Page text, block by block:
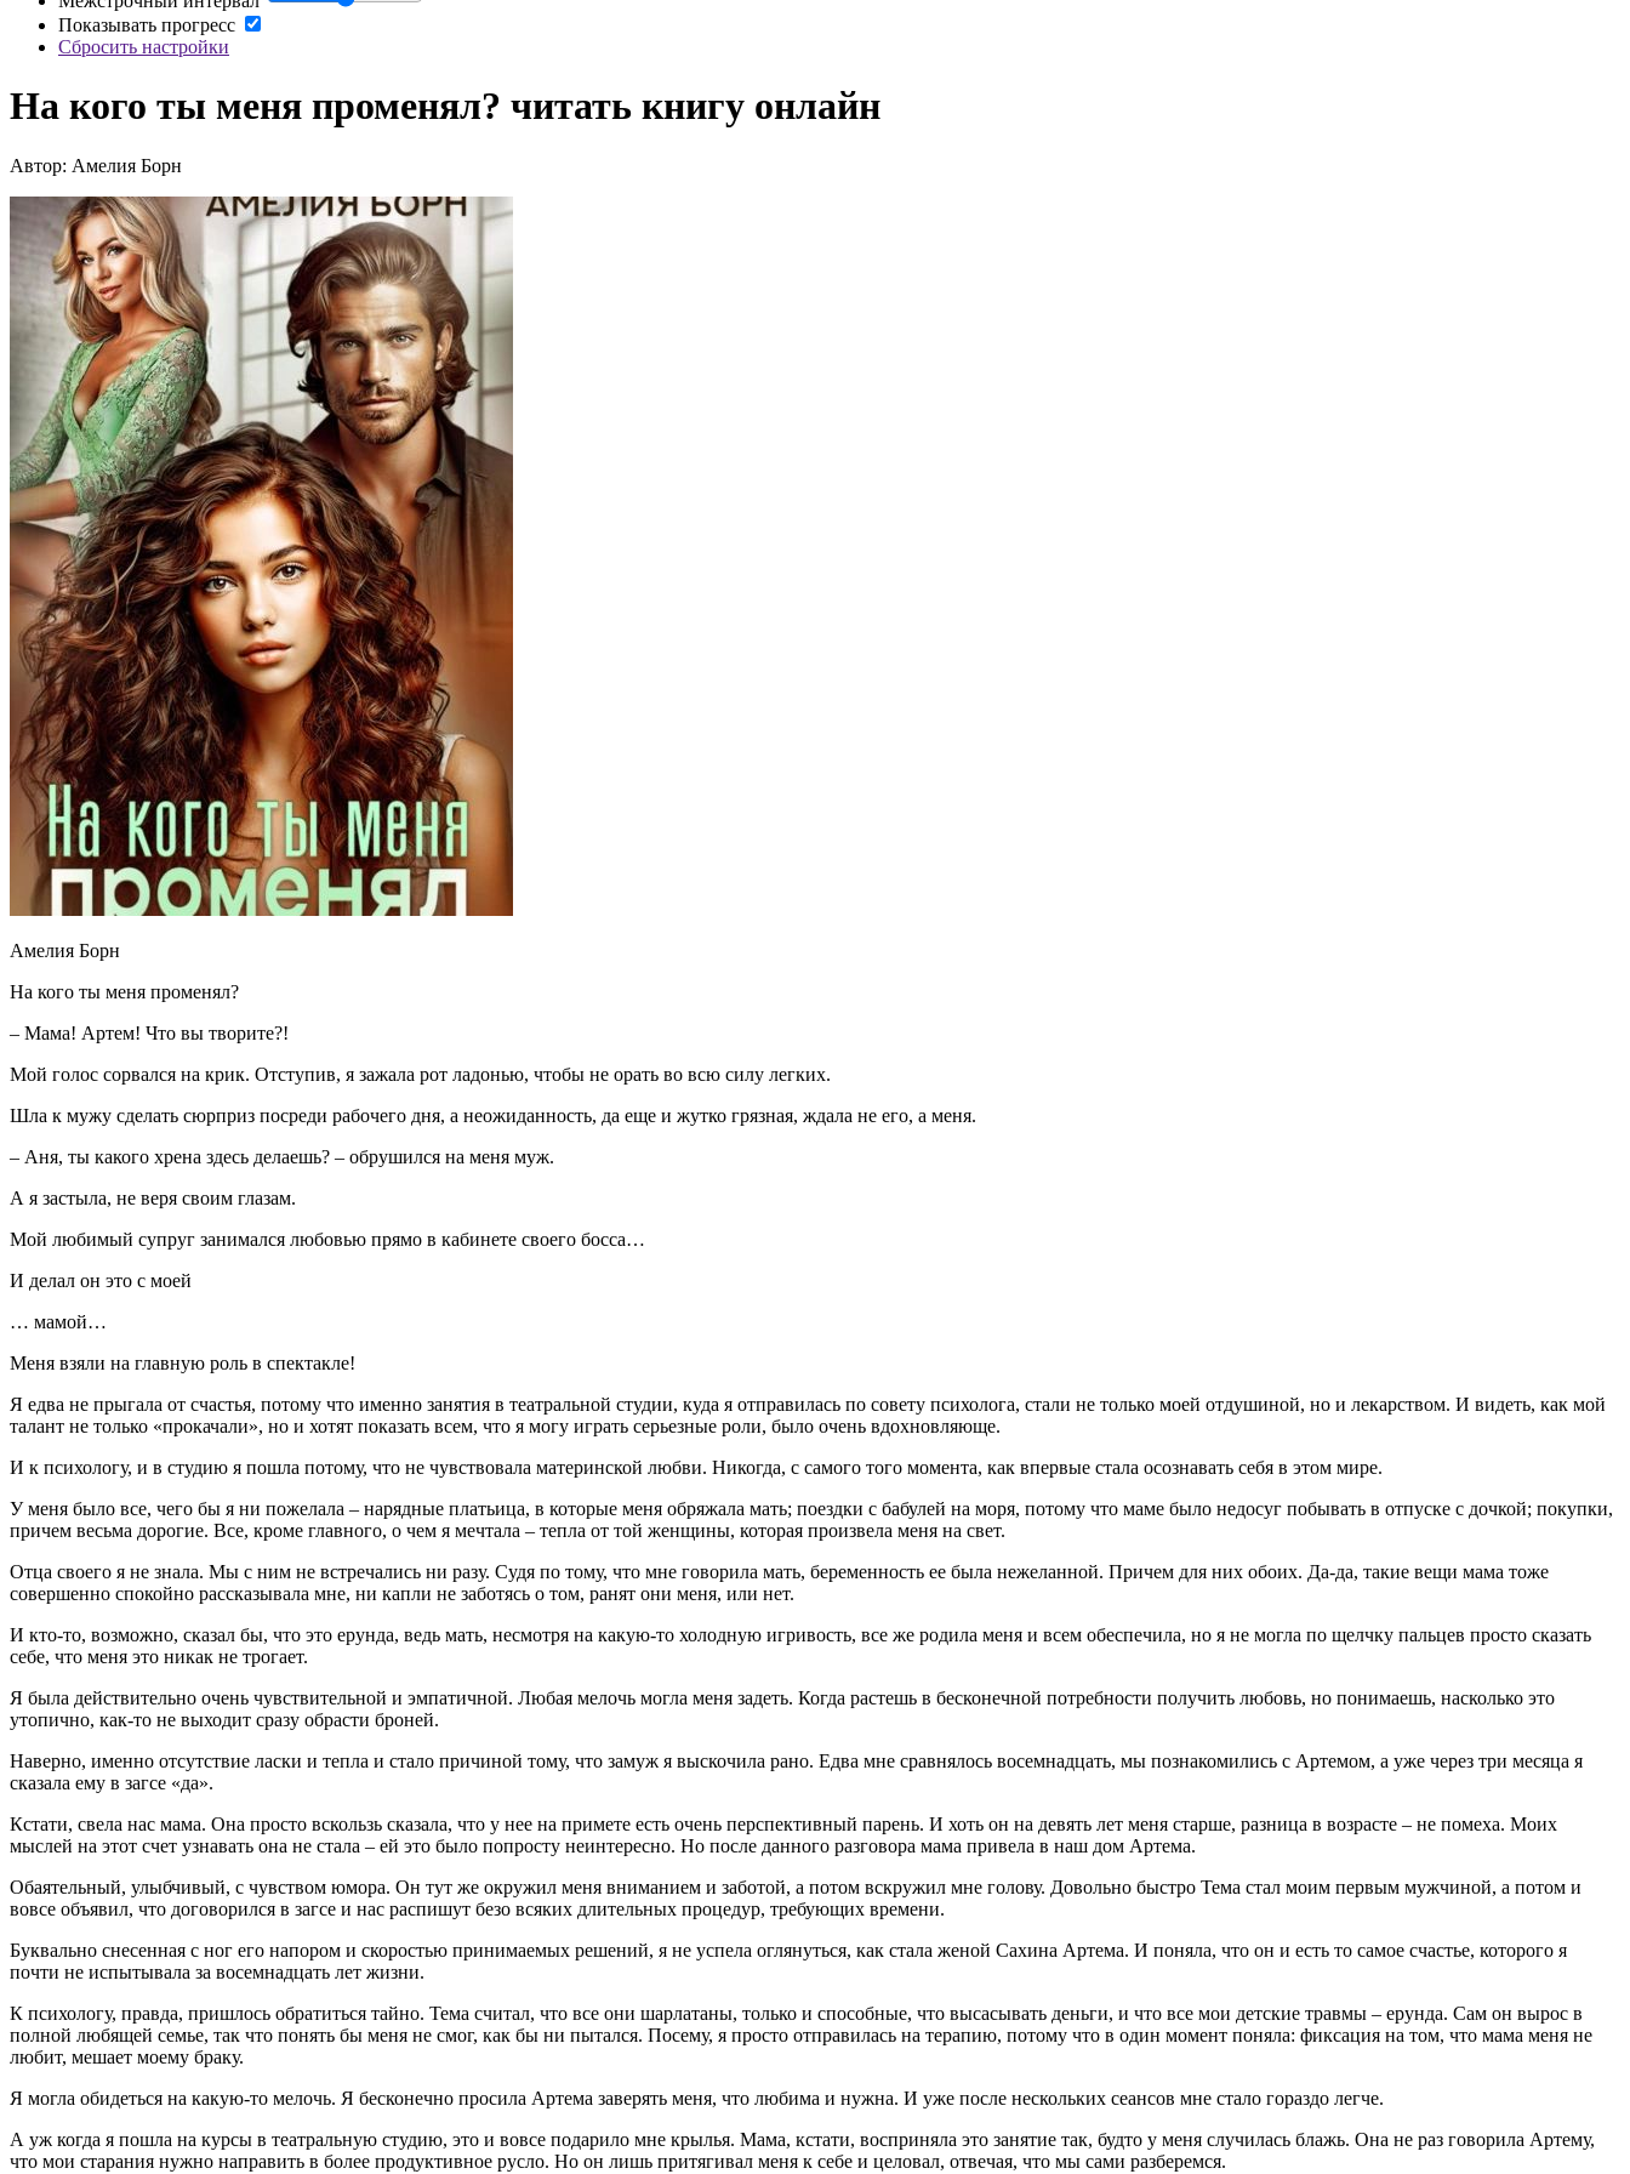
Показывать прогресс
Сбросить настройки
На кого ты меня променял? читать книгу онлайн
Автор: Амелия Борн
Амелия Борн
На кого ты меня променял?
– Мама! Артем! Что вы творите?!
Мой голос сорвался на крик. Отступив, я зажала рот ладонью, чтобы не орать во всю силу легких.
Шла к мужу сделать сюрприз посреди рабочего дня, а неожиданность, да еще и жутко грязная, ждала не его, а меня.
– Аня, ты какого хрена здесь делаешь? – обрушился на меня муж.
А я застыла, не веря своим глазам.
Мой любимый супруг занимался любовью прямо в кабинете своего босса…
И делал он это с моей
… мамой…
Меня взяли на главную роль в спектакле!
Я едва не прыгала от счастья, потому что именно занятия в театральной студии, куда я отправилась по совету психолога, стали не только моей отдушиной, но и лекарством. И видеть, как мой
талант не только «прокачали», но и хотят показать всем, что я могу играть серьезные роли, было очень вдохновляюще.
И к психологу, и в студию я пошла потому, что не чувствовала материнской любви. Никогда, с самого того момента, как впервые стала осознавать себя в этом мире.
У меня было все, чего бы я ни пожелала – нарядные платьица, в которые меня обряжала мать; поездки с бабулей на моря, потому что маме было недосуг побывать в отпуске с дочкой; покупки,
причем весьма дорогие. Все, кроме главного, о чем я мечтала – тепла от той женщины, которая произвела меня на свет.
Отца своего я не знала. Мы с ним не встречались ни разу. Судя по тому, что мне говорила мать, беременность ее была нежеланной. Причем для них обоих. Да-да, такие вещи мама тоже
совершенно спокойно рассказывала мне, ни капли не заботясь о том, ранят они меня, или нет.
И кто-то, возможно, сказал бы, что это ерунда, ведь мать, несмотря на какую-то холодную игривость, все же родила меня и всем обеспечила, но я не могла по щелчку пальцев просто сказать
себе, что меня это никак не трогает.
Я была действительно очень чувствительной и эмпатичной. Любая мелочь могла меня задеть. Когда растешь в бесконечной потребности получить любовь, но понимаешь, насколько это
утопично, как-то не выходит сразу обрасти броней.
Наверно, именно отсутствие ласки и тепла и стало причиной тому, что замуж я выскочила рано. Едва мне сравнялось восемнадцать, мы познакомились с Артемом, а уже через три месяца я
сказала ему в загсе «да».
Кстати, свела нас мама. Она просто вскользь сказала, что у нее на примете есть очень перспективный парень. И хоть он на девять лет меня старше, разница в возрасте – не помеха. Моих
мыслей на этот счет узнавать она не стала – ей это было попросту неинтересно. Но после данного разговора мама привела в наш дом Артема.
Обаятельный, улыбчивый, с чувством юмора. Он тут же окружил меня вниманием и заботой, а потом вскружил мне голову. Довольно быстро Тема стал моим первым мужчиной, а потом и
вовсе объявил, что договорился в загсе и нас распишут безо всяких длительных процедур, требующих времени.
Буквально снесенная с ног его напором и скоростью принимаемых решений, я не успела оглянуться, как стала женой Сахина Артема. И поняла, что он и есть то самое счастье, которого я
почти не испытывала за восемнадцать лет жизни.
К психологу, правда, пришлось обратиться тайно. Тема считал, что все они шарлатаны, только и способные, что высасывать деньги, и что все мои детские травмы – ерунда. Сам он вырос в
полной любящей семье, так что понять бы меня не смог, как бы ни пытался. Посему, я просто отправилась на терапию, потому что в один момент поняла: фиксация на том, что мама меня не
любит, мешает моему браку.
Я могла обидеться на какую-то мелочь. Я бесконечно просила Артема заверять меня, что любима и нужна. И уже после нескольких сеансов мне стало гораздо легче.
А уж когда я пошла на курсы в театральную студию, это и вовсе подарило мне крылья. Мама, кстати, восприняла это занятие так, будто у меня случилась блажь. Она не раз говорила Артему,
что мои старания нужно направить в более продуктивное русло. Но он лишь притягивал меня к себе и целовал, отвечая, что мы сами разберемся.